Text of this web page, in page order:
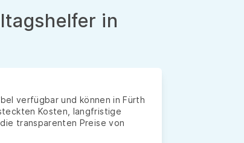
in
verfügbar und können in Fürth
Kosten, langfristige
transparenten Preise von